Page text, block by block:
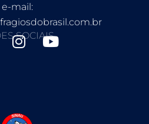
e-mail:
SOCIAIS
I
Y